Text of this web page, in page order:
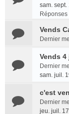
sam. sept.
Réponses
Vends
Dernier
Vends
Dernier
sam. juil.
c'est
Dernier
jeu. juil.